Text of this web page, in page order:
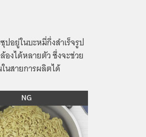
ปอยู่ในบะหมี่กึ่งสำเร็จรูป
องได้หลายตัว ซึ่งจะช่วย
นสายการผลิตได้
NG